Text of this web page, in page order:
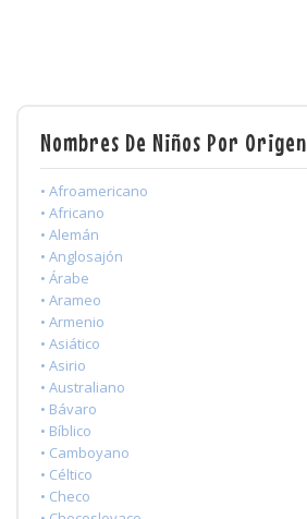
Nombres De Niños Por Origen
• Afroamericano
• Africano
• Alemán
• Anglosajón
• Árabe
• Arameo
• Armenio
• Asiático
• Asirio
• Australiano
• Bávaro
• Bíblico
• Camboyano
• Céltico
• Checo